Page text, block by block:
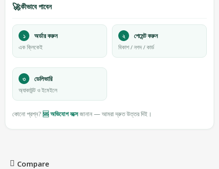
🚀কীভাবে পাবেন
১ অর্ডার করুন
এক ক্লিকেই
২ পেমেন্ট করুন
বিকাশ / নগদ / কার্ড
৩ ডেলিভারি
অ্যাকাউন্ট ও ইমেইলে
কোনো প্রশ্ন?🆘 অভিযোগ বক্সেজানান — আমরা দ্রুত উত্তর দিই।
Compare